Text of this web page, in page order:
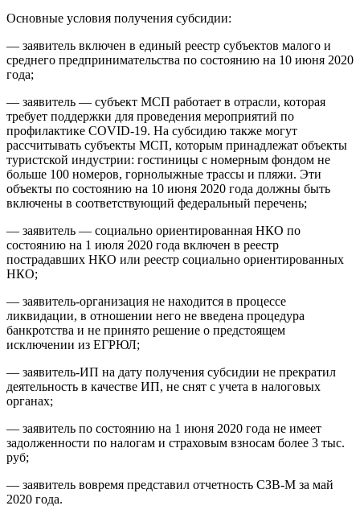
Основные условия получения субсидии:
— заявитель включен в единый реестр субъектов малого и
среднего предпринимательства по состоянию на 10 июня 2020
года;
— заявитель — субъект МСП работает в отрасли, которая
требует поддержки для проведения мероприятий по
профилактике COVID-19. На субсидию также могут
рассчитывать субъекты МСП, которым принадлежат объекты
туристской индустрии: гостиницы с номерным фондом не
больше 100 номеров, горнолыжные трассы и пляжи. Эти
объекты по состоянию на 10 июня 2020 года должны быть
включены в соответствующий федеральный перечень;
— заявитель — социально ориентированная НКО по
состоянию на 1 июля 2020 года включен в реестр
пострадавших НКО или реестр социально ориентированных
НКО;
— заявитель-организация не находится в процессе
ликвидации, в отношении него не введена процедура
банкротства и не принято решение о предстоящем
исключении из ЕГРЮЛ;
— заявитель-ИП на дату получения субсидии не прекратил
деятельность в качестве ИП, не снят с учета в налоговых
органах;
— заявитель по состоянию на 1 июня 2020 года не имеет
задолженности по налогам и страховым взносам более 3 тыс.
руб;
— заявитель вовремя представил отчетность СЗВ-М за май
2020 года.